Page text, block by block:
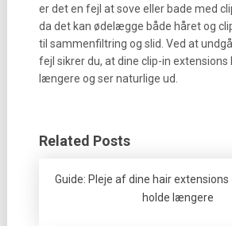
er det en fejl at sove eller bade med
da det kan ødelægge både håret og
til sammenfiltring og slid. Ved at
fejl sikrer du, at dine clip-in extensions
længere og ser naturlige ud.
Related Posts
Guide: Pleje af dine hair
holde længere